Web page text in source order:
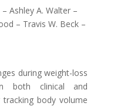
Ashley A. Walter –
– Travis W. Beck –
during weight-loss
both clinical and
tracking body volume